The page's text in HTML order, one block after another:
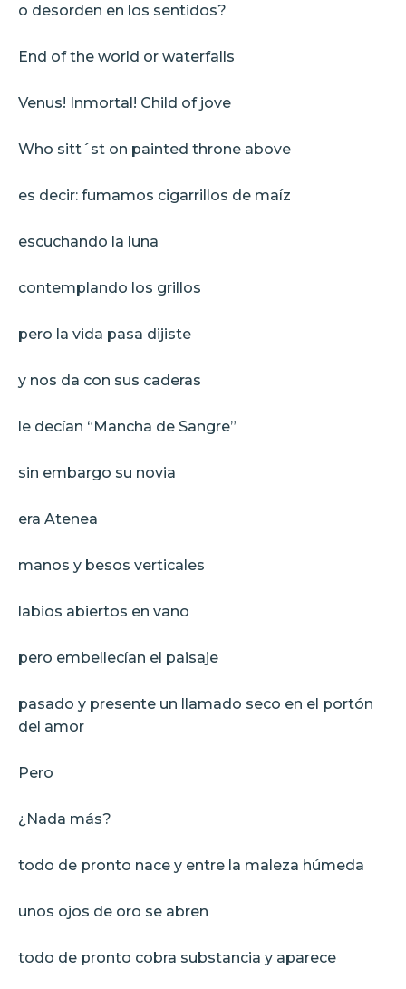
o desorden en los sentidos?
End of the world or waterfalls
Venus! Inmortal! Child of jove
Who sitt´st on painted throne above
es decir: fumamos cigarrillos de maíz
escuchando la luna
contemplando los grillos
pero la vida pasa dijiste
y nos da con sus caderas
le decían “Mancha de Sangre”
sin embargo su novia
era Atenea
manos y besos verticales
labios abiertos en vano
pero embellecían el paisaje
pasado y presente un llamado seco en el portón
del amor
Pero
¿Nada más?
todo de pronto nace y entre la maleza húmeda
unos ojos de oro se abren
todo de pronto cobra substancia y aparece